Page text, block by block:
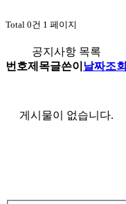
Total 0건 1 페이지
공지사항 목록
번호제목글쓴이 날짜조회
게시물이 없습니다.